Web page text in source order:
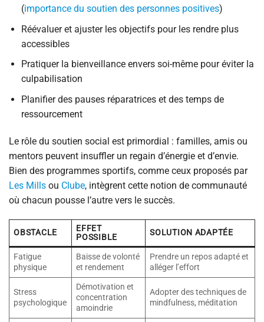
(importance du soutien des personnes positives)
Réévaluer et ajuster les objectifs pour les rendre plus
accessibles
Pratiquer la bienveillance envers soi-même pour éviter la
culpabilisation
Planifier des pauses réparatrices et des temps de
ressourcement
Le rôle du soutien social est primordial : familles, amis ou
mentors peuvent insuffler un regain d’énergie et d’envie.
Bien des programmes sportifs, comme ceux proposés par
Les Mills ou Clube, intègrent cette notion de communauté
où chacun pousse l’autre vers le succès.
OBSTACLE
EFFET
POSSIBLE
SOLUTION ADAPTÉE
Fatigue
physique
Baisse de volonté
et rendement
Prendre un repos adapté et
alléger l’effort
Stress
psychologique
Démotivation et
concentration
amoindrie
Adopter des techniques de
mindfulness, méditation